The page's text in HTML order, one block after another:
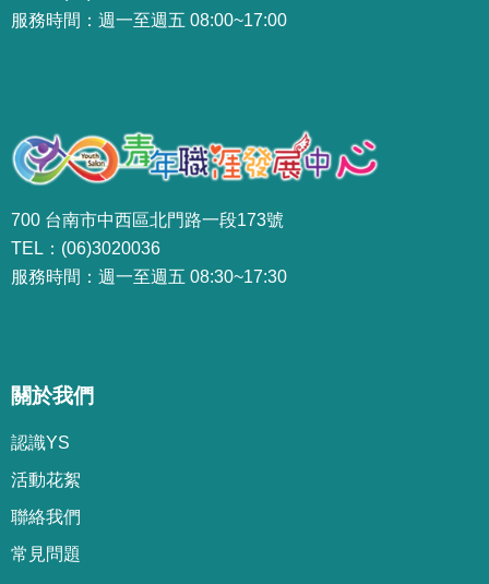
服務時間：週一至週五 08:00~17:00
700 台南市中西區北門路一段173號
TEL：(06)3020036
服務時間：週一至週五 08:30~17:30
關於我們
認識YS
活動花絮
聯絡我們
常見問題